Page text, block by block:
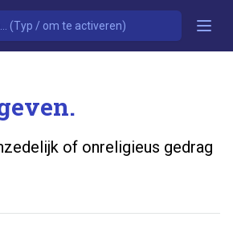
of onreligieus gedrag